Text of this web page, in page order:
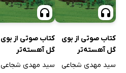
کتاب صوتی از بوی
گل آهسته‌تر
سید مهدی شجاعی
کتاب صوتی از بوی
گل آهسته‌تر
سید مهدی شجاعی